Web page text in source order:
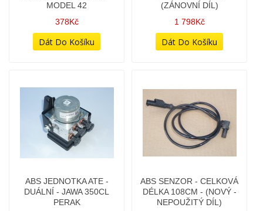
MODEL 42
378Kč
(ZÁNOVNÍ DÍL)
1 798Kč
ABS JEDNOTKA ATE -
ABS SENZOR - CELKOVÁ